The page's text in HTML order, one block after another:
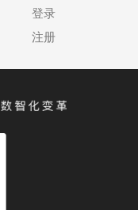
登录
注册